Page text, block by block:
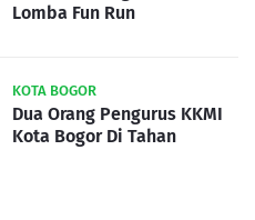
Lomba Fun Run
KOTA BOGOR
Dua Orang Pengurus KKMI
Kota Bogor Di Tahan